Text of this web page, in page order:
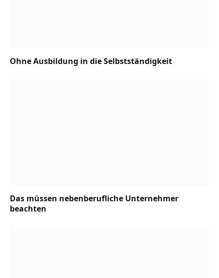
Ohne Ausbildung in die Selbstständigkeit
Das müssen nebenberufliche Unternehmer
beachten